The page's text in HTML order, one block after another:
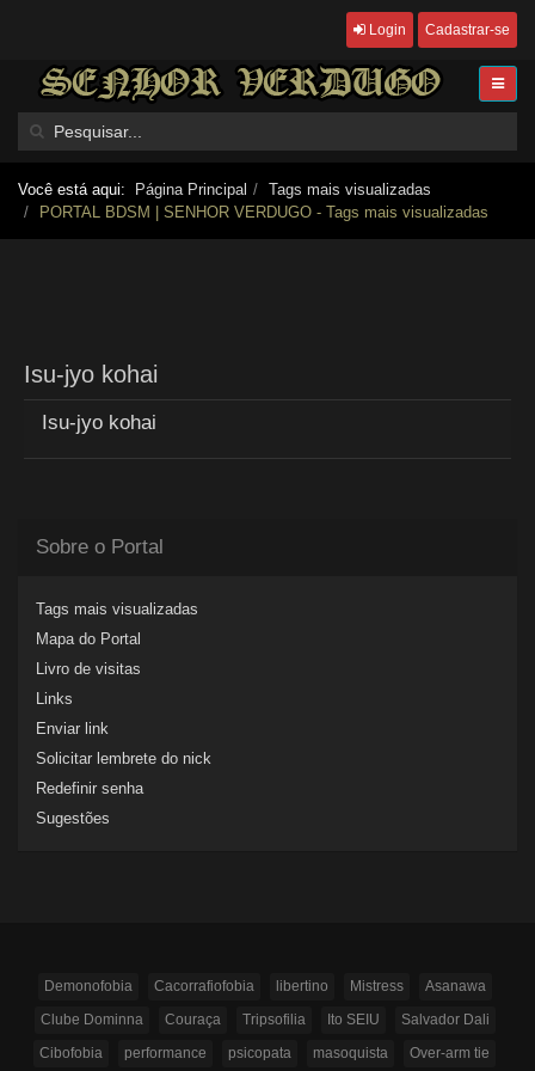
Login Cadastrar-se
Você está aqui: Página Principal
Tags mais visualizadas
PORTAL BDSM | SENHOR VERDUGO - Tags mais visualizadas
Isu-jyo kohai
Isu-jyo kohai
Sobre o Portal
Tags mais visualizadas
Mapa do Portal
Livro de visitas
Links
Enviar link
Solicitar lembrete do nick
Redefinir senha
Sugestões
Demonofobia Cacorrafiofobia libertino Mistress
Asanawa
Clube Dominna
Couraça Tripsofilia Ito SEIU
Salvador Dali
Cibofobia
performance psicopata masoquista Over-arm tie